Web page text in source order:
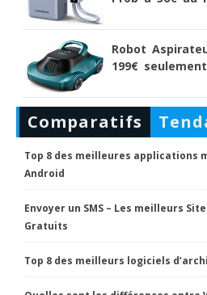
Robot
199€
Comparatifs
Top 8 des meilleures applications
Android
Envoyer un SMS – Les meilleurs
Gratuits
Top 8 des meilleurs logiciels